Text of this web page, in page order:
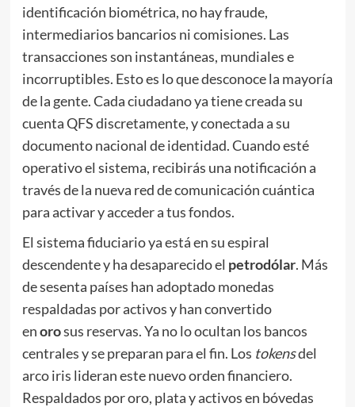
identificación biométrica, no hay fraude,
intermediarios bancarios ni comisiones. Las
transacciones son instantáneas, mundiales e
incorruptibles. Esto es lo que desconoce la mayoría
de la gente. Cada ciudadano ya tiene creada su
cuenta QFS discretamente, y conectada a su
documento nacional de identidad. Cuando esté
operativo el sistema, recibirás una notificación a
través de la nueva red de comunicación cuántica
para activar y acceder a tus fondos.
El sistema fiduciario ya está en su espiral
descendente y ha desaparecido el petrodólar. Más
de sesenta países han adoptado monedas
respaldadas por activos y han convertido
enorosus reservas. Ya no lo ocultan los bancos
centrales y se preparan para el fin. Los tokensdel
arco iris lideran este nuevo orden financiero.
Respaldados por oro, plata y activos en bóvedas